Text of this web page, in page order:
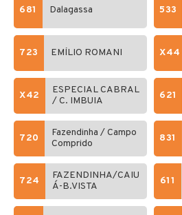
681 Dalagassa 533
723 EMÍLIO ROMANI X44
X42
ESPECIAL CABRAL
/ C. IMBUIA
621
720
Fazendinha / Campo
Comprido
831
724
FAZENDINHA/CAIU
Á-B.VISTA
611